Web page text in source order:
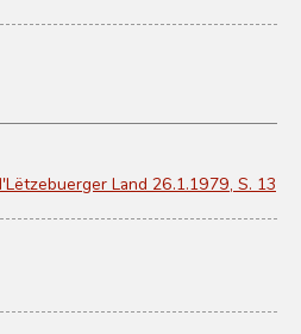
Land 26.1.1979, S. 13